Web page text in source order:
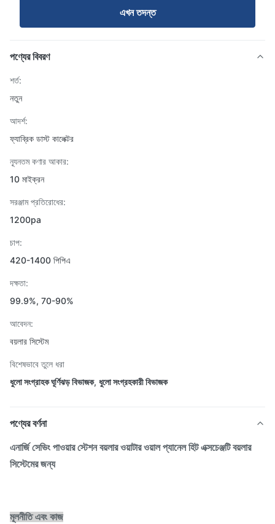
এখন তদন্ত
পণ্যের বিবরণ
শর্ত:
নতুন
আদর্শ:
ফ্যাব্রিক ডাস্ট কালেক্টর
ন্যূনতম কণার আকার:
10 মাইক্রন
সরঞ্জাম প্রতিরোধের:
1200pa
চাপ:
420-1400 পিপিএ
দক্ষতা:
99.9%, 70-90%
আবেদন:
বয়লার সিস্টেম
বিশেষভাবে তুলে ধরা
ধুলো সংগ্রাহক ঘূর্ণিঝড় বিভাজক, ধুলো সংগ্রহকারী বিভাজক
পণ্যের বর্ণনা
এনার্জি সেভিং পাওয়ার স্টেশন বয়লার ওয়াটার ওয়াল প্যানেল হিট এক্সচেঞ্জটি বয়লার
সিস্টেমের জন্য
মূলনীতি এবং কাজ